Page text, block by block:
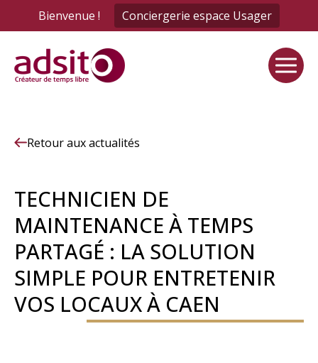
Panneau de gestion des cookies
Bienvenue ! Conciergerie espace Usager
Retour aux actualités
TECHNICIEN DE
MAINTENANCE À TEMPS
PARTAGÉ : LA SOLUTION
SIMPLE POUR ENTRETENIR
VOS LOCAUX À CAEN